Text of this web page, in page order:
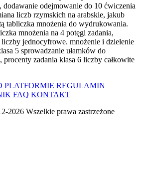
dodawanie odejmowanie do 10 ćwiczenia
liczb rzymskich na arabskie, jakub
tabliczka mnożenia do wydrukowania.
mnożenia na 4 potęgi zadania,
liczby jednocyfrowe. mnożenie i dzielenie
5 sprowadzanie ułamków do
zadania klasa 6 liczby całkowite
PLATFORMIE REGULAMIN
FAQ KONTAKT
2026 Wszelkie prawa zastrzeżone